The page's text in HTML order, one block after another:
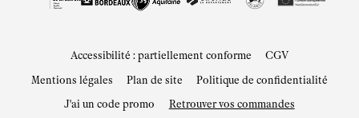
Accessibilité : partiellement conforme CGV
Mentions légales Plan de site Politique de confidentialité
J'ai un code promo Retrouver vos commandes
Insertion professionnelle
Partenaires
Infos pratiques